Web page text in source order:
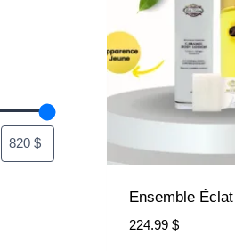
Ensemble
224.99 $